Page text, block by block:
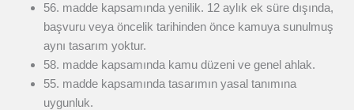
56. madde kapsamında yenilik. 12 aylık ek süre dışında,
başvuru veya öncelik tarihinden önce kamuya sunulmuş
aynı tasarım yoktur.
58. madde kapsamında kamu düzeni ve genel ahlak.
55. madde kapsamında tasarımın yasal tanımına
uygunluk.